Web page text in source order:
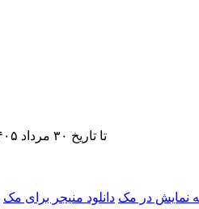
تا تاریخ ۳۰ مرداد ۱۴۰۵ با خرید هر گیفت‌کارت، ۲۰ درصد تخفیف اشتراک اپ‌استور مک نید را دریافت کنید.
نمایش در مک دانلود منیجر برای مک